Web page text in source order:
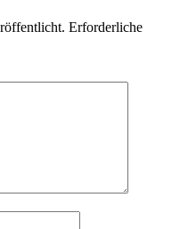
Erforderliche